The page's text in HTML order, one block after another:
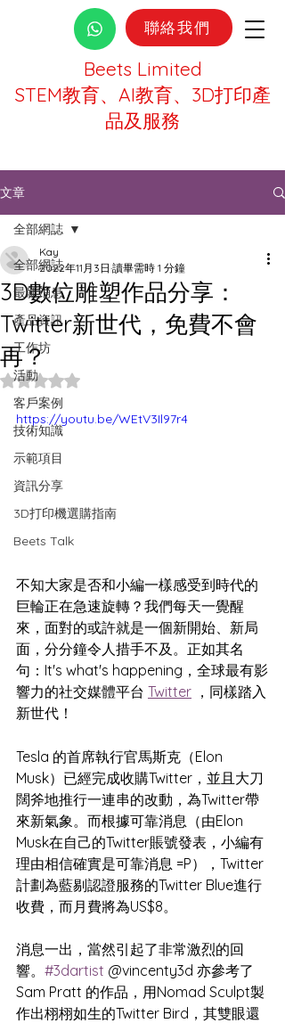
Beets Limited
STEM教育、AI教育、3D打印產
品及服務
聯絡我們
文章
全部網誌
最新消息
產品資訊
工作坊
活動
客戶案例
技術知識
示範項目
資訊分享
3D打印機選購指南
Beets Talk
全部網誌
3D數位雕塑作品分享：
Twitter新世代，免費不會
再？
Kay
2022年11月3日 讀畢需時 1 分鐘
評等為 NaN（最高為 5 顆星）。
https://youtu.be/WEtV3Il97r4
不知大家是否和小編一樣感受到時代的
巨輪正在急速旋轉？我們每天一覺醒
來，面對的或許就是一個新開始、新局
面，分分鐘令人措手不及。正如其名
句：It's what's happening，全球最有影
響力的社交媒體平台 Twitter ，同樣踏入
新世代！
Tesla 的首席執行官馬斯克（Elon
Musk）已經完成收購Twitter，並且大刀
闊斧地推行一連串的改動，為Twitter帶
來新氣象。而根據可靠消息（由Elon
Musk在自己的Twitter賬號發表，小編有
理由相信確實是可靠消息 =P），Twitter
計劃為藍剔認證服務的Twitter Blue進行
收費，而月費將為US$8。
消息一出，當然引起了非常激烈的回
響。 #3dartist @vincenty3d 亦參考了
Sam Pratt 的作品，用Nomad Sculpt製
作出栩栩如生的Twitter Bird，其雙眼還